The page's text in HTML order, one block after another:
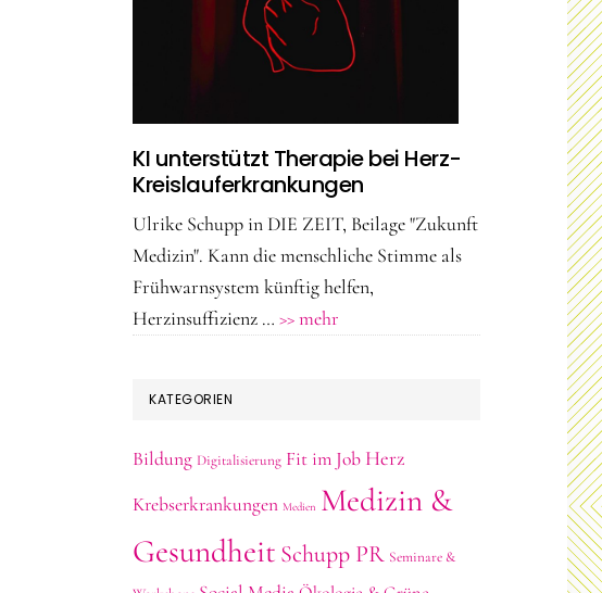
KI unterstützt Therapie bei Herz-
Kreislauferkrankungen
Ulrike Schupp in DIE ZEIT, Beilage "Zukunft
Medizin". Kann die menschliche Stimme als
Frühwarnsystem künftig helfen,
Herzinsuffizienz … >> mehr
Kreislauferkrankungen
KATEGORIEN
Bildung Digitalisierung Fit im Job Herz
Krebserkrankungen Medien Medizin &
Gesundheit Schupp PR Seminare &